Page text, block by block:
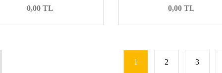
0,00 TL 0,00 TL
1 2 3